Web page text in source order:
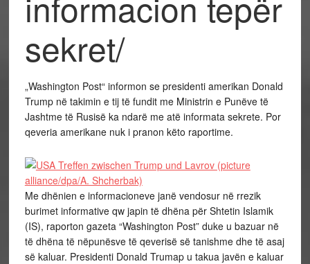
sekret/
„Washington Post“ informon se presidenti amerikan Donald
Trump në takimin e tij të fundit me Ministrin e Punëve të
Jashtme të Rusisë ka ndarë me atë informata sekrete. Por
qeveria amerikane nuk i pranon këto raportime.
Me dhënien e informacioneve janë vendosur në rrezik
burimet informative qw japin të dhëna për Shtetin Islamik
(IS), raporton gazeta “Washington Post” duke u bazuar në
të dhëna të nëpunësve të qeverisë së tanishme dhe të asaj
së kaluar. Presidenti Donald Trumap u takua javën e kaluar